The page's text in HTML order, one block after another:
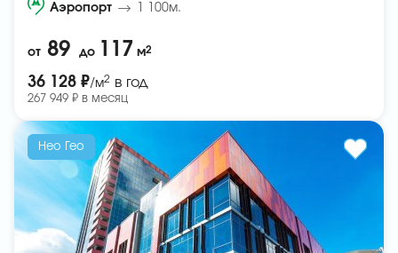
Аэропорт 1 100м.
от 89 до 117 м2
36 128 ₽/м2 в год
267 949 ₽ в месяц
Нео Гео